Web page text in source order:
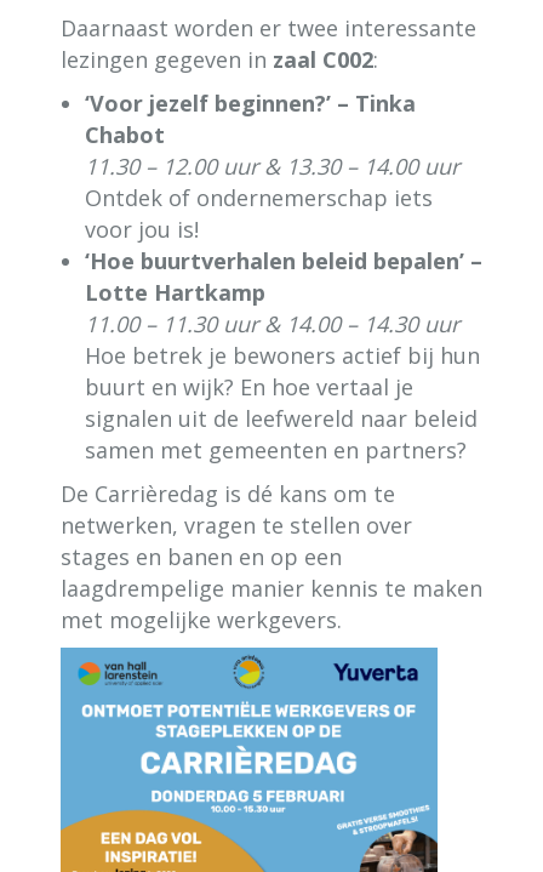
Daarnaast worden er twee interessante
lezingen gegeven in zaal C002:
‘Voor jezelf beginnen?’ – Tinka
Chabot
11.30 – 12.00 uur & 13.30 – 14.00 uur
Ontdek of ondernemerschap iets
voor jou is!
‘Hoe buurtverhalen beleid bepalen’ –
Lotte Hartkamp
11.00 – 11.30 uur & 14.00 – 14.30 uur
Hoe betrek je bewoners actief bij hun
buurt en wijk? En hoe vertaal je
signalen uit de leefwereld naar beleid
samen met gemeenten en partners?
De Carrièredag is dé kans om te
netwerken, vragen te stellen over
stages en banen en op een
laagdrempelige manier kennis te maken
met mogelijke werkgevers.